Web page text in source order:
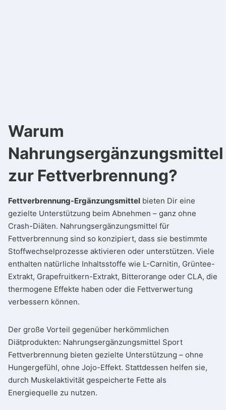
Warum
Nahrungsergänzungsmittel
zur Fettverbrennung?
Fettverbrennung-Ergänzungsmittel bieten Dir eine
gezielte Unterstützung beim Abnehmen – ganz ohne
Crash-Diäten. Nahrungsergänzungsmittel für
Fettverbrennung sind so konzipiert, dass sie bestimmte
Stoffwechselprozesse aktivieren oder unterstützen. Viele
enthalten natürliche Inhaltsstoffe wie L-Carnitin, Grüntee-
Extrakt, Grapefruitkern-Extrakt, Bitterorange oder CLA, die
thermogene Effekte haben oder die Fettverwertung
verbessern können.
Der große Vorteil gegenüber herkömmlichen
Diätprodukten: Nahrungsergänzungsmittel Sport
Fettverbrennung bieten gezielte Unterstützung – ohne
Hungergefühl, ohne Jojo-Effekt. Stattdessen helfen sie,
durch Muskelaktivität gespeicherte Fette als
Energiequelle zu nutzen.